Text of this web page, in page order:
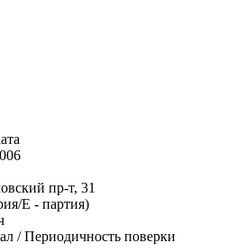
пр-т, 31
E - партия)
/ Периодичность поверки